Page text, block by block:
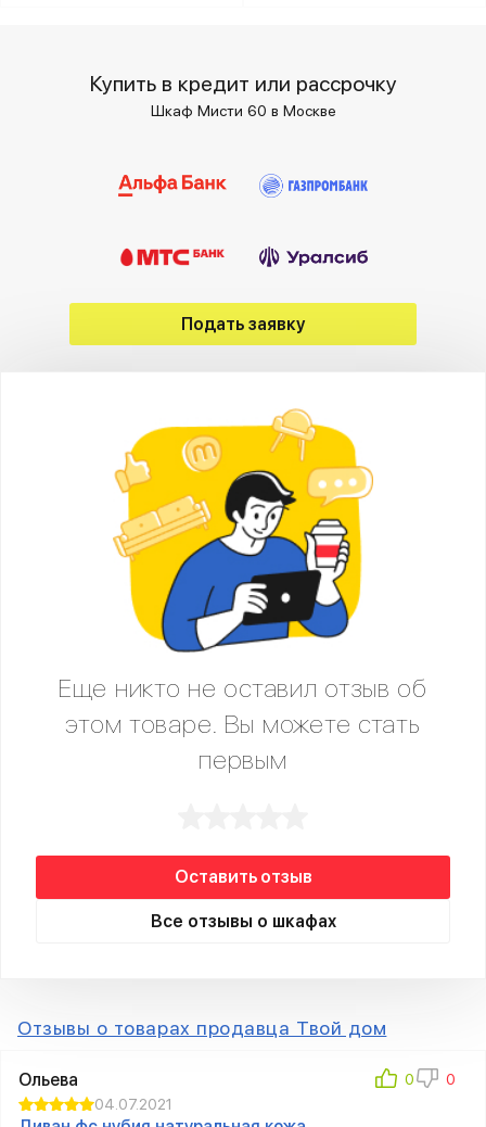
Купить в кредит или рассрочку
Шкаф Мисти 60 в Москве
Подать заявку
Еще никто не оставил отзыв об
этом товаре. Вы можете стать
первым
Оставить отзыв
Все отзывы о шкафах
Отзывы о товарах продавца Твой дом
Ольева
04.07.2021